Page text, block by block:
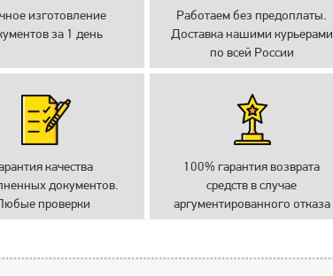
изготовление
за 1 день
Работаем без предоплаты.
Доставка нашими курьерами
по всей России
качества
документов.
проверки
100% гарантия возврата
средств в случае
аргументированного отказа